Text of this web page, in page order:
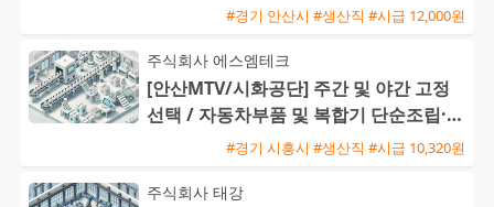
#경기 안산시 #생산직 #시급 12,000원
주식회사 에스엠테크
[안산MTV/시화공단] 주간 및 야간 고정
선택 / 자동차부품 및 복합기 단순조립·검
사 / 주급 가능·통근버
#경기 시흥시 #생산직 #시급 10,320원
주식회사 태강